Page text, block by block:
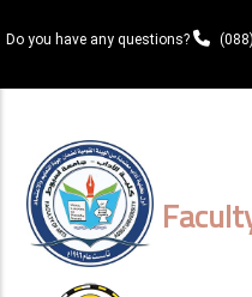
to
content
Do you have any questions?